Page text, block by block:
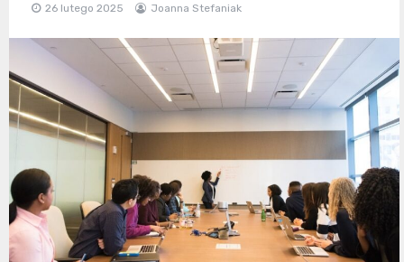
26 lutego 2025 Joanna Stefaniak